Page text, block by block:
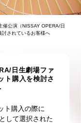
催公演（NISSAY OPERA/日
討されているお客様へ
日生劇場ファ
ト購入を検討さ
ト購入の際に
して選択された